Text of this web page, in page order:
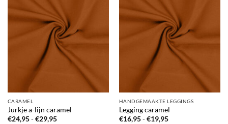
CARAMEL
Jurkje a-lijn caramel
€24,95 - €29,95Prijsklasse:
HANDGEMAAKTE LEGGINGS
Legging caramel
€16,95 - €19,95Prijsklasse: